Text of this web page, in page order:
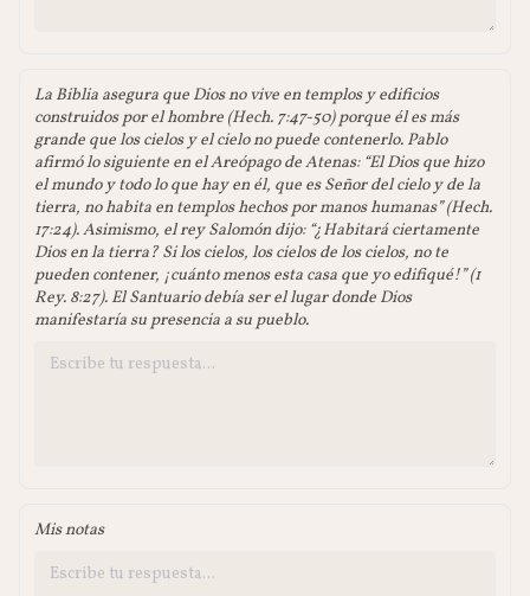
La Biblia asegura que Dios no vive en templos y edificios
construidos por el hombre (Hech. 7:47-50) porque él es más
grande que los cielos y el cielo no puede contenerlo. Pablo
afirmó lo siguiente en el Areópago de Atenas: “El Dios que hizo
el mundo y todo lo que hay en él, que es Señor del cielo y de la
tierra, no habita en templos hechos por manos humanas” (Hech.
17:24). Asimismo, el rey Salomón dijo: “¿Habitará ciertamente
Dios en la tierra? Si los cielos, los cielos de los cielos, no te
pueden contener, ¡cuánto menos esta casa que yo edifiqué!” (1
Rey. 8:27). El Santuario debía ser el lugar donde Dios
manifestaría su presencia a su pueblo.
Mis notas